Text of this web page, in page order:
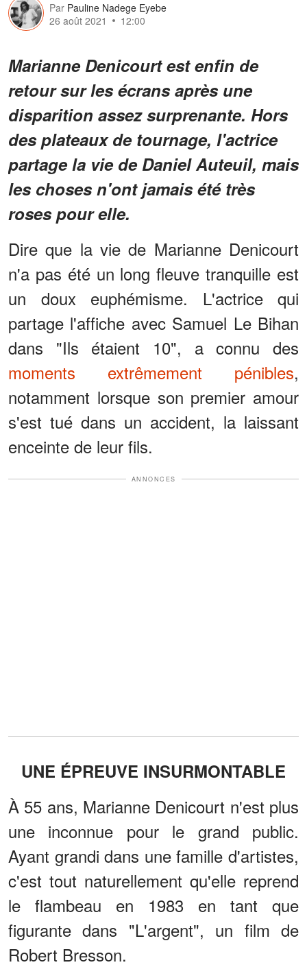
Par Pauline Nadege Eyebe
26 août 2021
12:00
Marianne Denicourt est enfin de
retour sur les écrans après une
disparition assez surprenante. Hors
des plateaux de tournage, l'actrice
partage la vie de Daniel Auteuil, mais
les choses n'ont jamais été très
roses pour elle.
Dire que la vie de Marianne Denicourt
n'a pas été un long fleuve tranquille est
un doux euphémisme. L'actrice qui
partage l'affiche avec Samuel Le Bihan
dans "Ils étaient 10", a connu des
moments extrêmement pénibles,
notamment lorsque son premier amour
s'est tué dans un accident, la laissant
enceinte de leur fils.
ANNONCES
UNE ÉPREUVE INSURMONTABLE
À 55 ans, Marianne Denicourt n'est plus
une inconnue pour le grand public.
Ayant grandi dans une famille d'artistes,
c'est tout naturellement qu'elle reprend
le flambeau en 1983 en tant que
figurante dans "L'argent", un film de
Robert Bresson.